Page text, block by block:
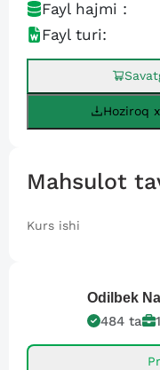
Fayl hajmi :
Fayl turi:
Hoziroq
Mahsulot
Kurs ishi
Odilbek
484 ta